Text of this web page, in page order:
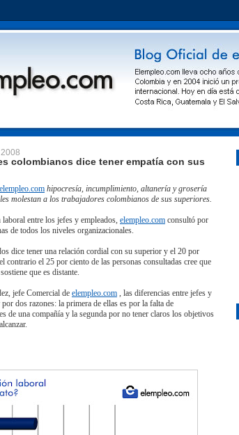
colombianos dice tener empatía con sus
elempleo.com hipocresía, incumplimiento, altanería y grosería
molestan a los trabajadores colombianos de sus superiores.
entre los jefes y empleados, elempleo.com consultó por
de todos los niveles organizacionales.
dice tener una relación cordial con su superior y el 20 por
contrario el 25 por ciento de las personas consultadas cree que
que es distante.
jefe Comercial de elempleo.com , las diferencias entre jefes y
dos razones: la primera de ellas es por la falta de
de una compañía y la segunda por no tener claros los objetivos